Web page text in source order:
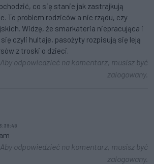
co się stanie jak zastrajkują
To problem rodziców a nie rządu, czy
Widzę, że smarkateria niepracująca i
czyli hultaje, pasożyty rozpisują się leją
z troski o dzieci.
Aby odpowiedzieć na komentarz, musisz być
zalogowany.
Aby odpowiedzieć na komentarz, musisz być
zalogowany.